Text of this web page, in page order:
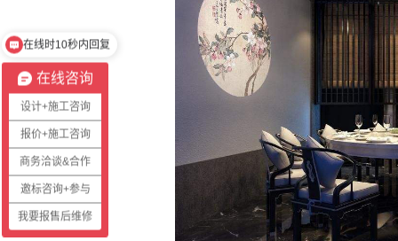
在线咨询
设计+施工咨询
报价+施工咨询
商务洽谈&合作
邀标咨询+参与
我要报售后维修